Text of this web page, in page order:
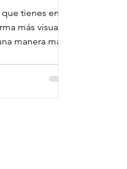
tienes en
más visual y
manera más